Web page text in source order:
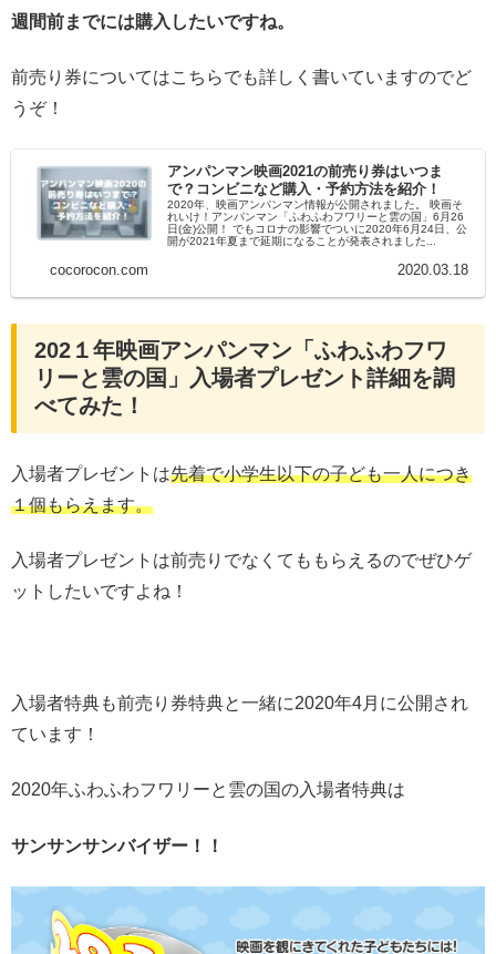
週間前までには購入したいですね。
前売り券についてはこちらでも詳しく書いていますのでど
うぞ！
アンパンマン映画2021の前売り券はいつま
で？コンビニなど購入・予約方法を紹介！
2020年、映画アンパンマン情報が公開されました。 映画そ
れいけ！アンパンマン「ふわふわフワリーと雲の国」6月26
日(金)公開！ でもコロナの影響でついに2020年6月24日、公
開が2021年夏まで延期になることが発表されました...
cocorocon.com 2020.03.18
202１年映画アンパンマン「ふわふわフワ
リーと雲の国」入場者プレゼント詳細を調
べてみた！
入場者プレゼントは先着で小学生以下の子ども一人につき
１個もらえます。
入場者プレゼントは前売りでなくてももらえるのでぜひゲ
ットしたいですよね！
入場者特典も前売り券特典と一緒に2020年4月に公開され
ています！
2020年ふわふわフワリーと雲の国の入場者特典は
サンサンサンバイザー！！